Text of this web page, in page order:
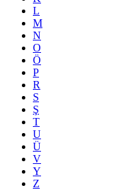
L
M
N
O
Ö
P
R
S
Ş
T
U
Ü
V
Y
Z